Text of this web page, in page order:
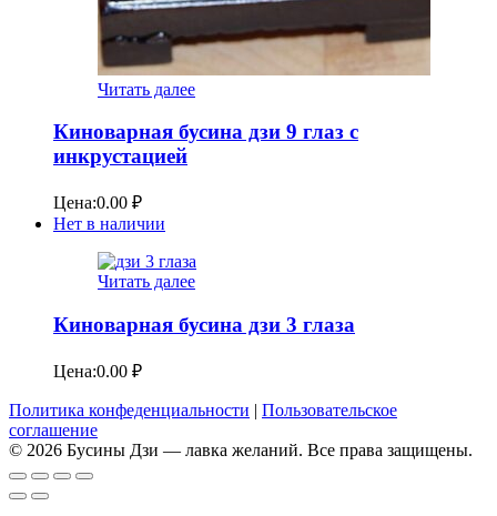
Читать далее
Киноварная бусина дзи 9 глаз с
инкрустацией
Цена:0.00 ₽
Нет в наличии
Читать далее
Киноварная бусина дзи 3 глаза
Цена:0.00 ₽
Политика конфеденциальности | Пользовательское
соглашение
© 2026 Бусины Дзи — лавка желаний. Все права защищены.